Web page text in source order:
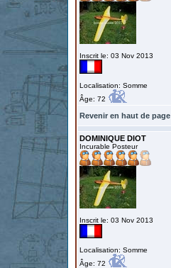
Inscrit le: 03 Nov 2013
Localisation: Somme
Âge: 72
Revenir en haut de page
DOMINIQUE DIOT
Incurable Posteur
Inscrit le: 03 Nov 2013
Localisation: Somme
Âge: 72